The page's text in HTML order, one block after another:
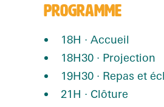
PROGRAMME
18H · Accueil
18H30 · Projection
19H30 · Repas et
21H · Clôture